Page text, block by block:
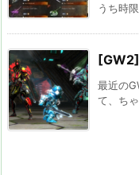
うち時
最近の
て、ち